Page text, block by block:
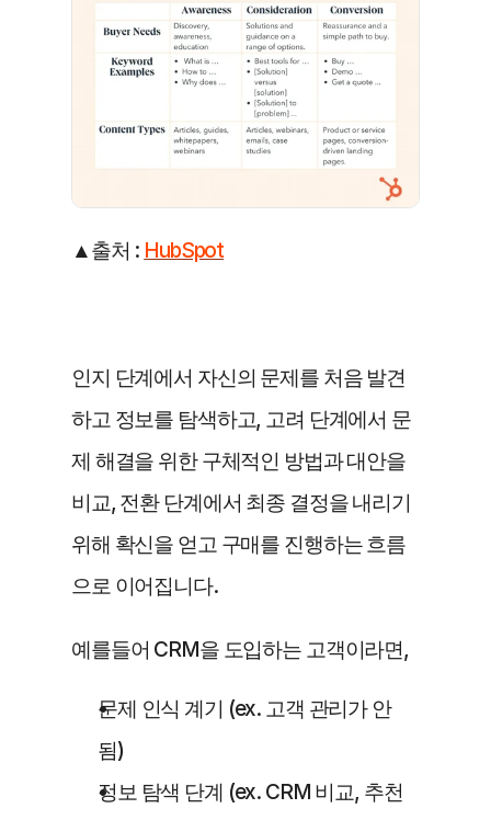
▲출처 : HubSpot
인지 단계에서 자신의 문제를 처음 발견
하고 정보를 탐색하고, 고려 단계에서 문
제 해결을 위한 구체적인 방법과 대안을
비교, 전환 단계에서 최종 결정을 내리기
위해 확신을 얻고 구매를 진행하는 흐름
으로 이어집니다.
예를들어 CRM을 도입하는 고객이라면,
문제 인식 계기 (ex. 고객 관리가 안
됨)
정보 탐색 단계 (ex. CRM 비교, 추천